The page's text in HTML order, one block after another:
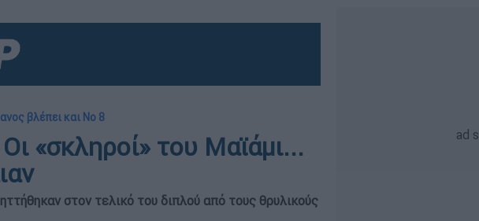
βλέπει και Νο 8
«σκληροί» του Μαϊάμι...
στον τελικό του διπλού από τους θρυλικούς